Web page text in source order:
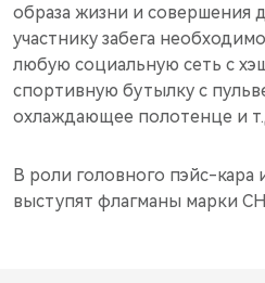
образа жизни и совершения
участнику забега
любую социальную сеть с
спортивную бутылку с
охлаждающее полотенце и
В роли головного пэйс-
выступят флагманы марки